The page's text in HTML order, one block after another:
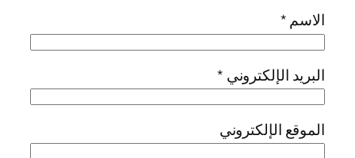
الاسم*
البريد الإلكتروني *
الموقع الإلكتروني